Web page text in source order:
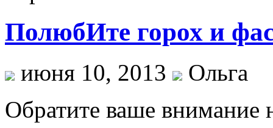
ПолюбИте горох и
июня 10, 2013
Ольга
Обратите ваше внимание